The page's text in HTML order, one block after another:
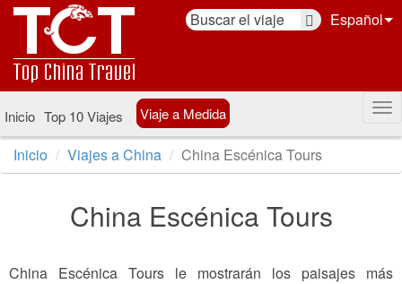
Español
Inicio Top 10 Viajes Viaje a Medida
Inicio Viajes a China China Escénica Tours
China Escénica Tours
China Escénica Tours le mostrarán los paisajes más